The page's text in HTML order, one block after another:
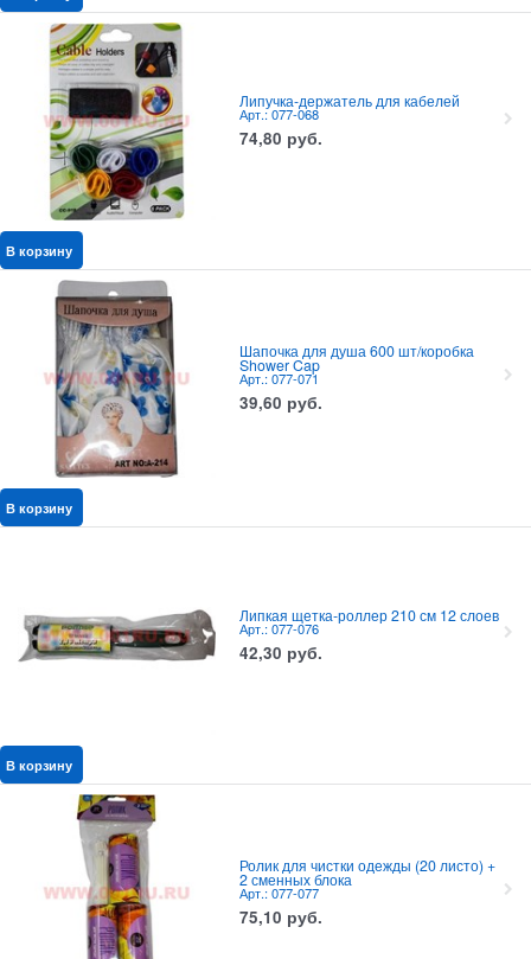
Липучка-держатель для кабелей
Арт.: 077-068
74,80 руб.
В корзину
Шапочка для душа 600 шт/коробка
Shower Cap
Арт.: 077-071
39,60 руб.
В корзину
Липкая щетка-роллер 210 см 12 слоев
Арт.: 077-076
42,30 руб.
В корзину
Ролик для чистки одежды (20 листо) +
2 сменных блока
Арт.: 077-077
75,10 руб.